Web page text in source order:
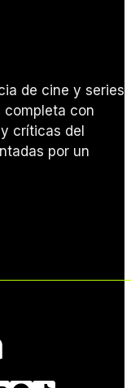
de cine y series.
completa con
críticas del
por un